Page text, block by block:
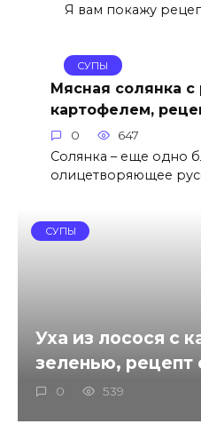
Я вам покажу
СУПЫ
Мясная солянка с
картофелем,
0 647
Солянка – еще одно
олицетворяющее
СУПЫ
Уха из лосося с
зеленью, рецепт
0 539